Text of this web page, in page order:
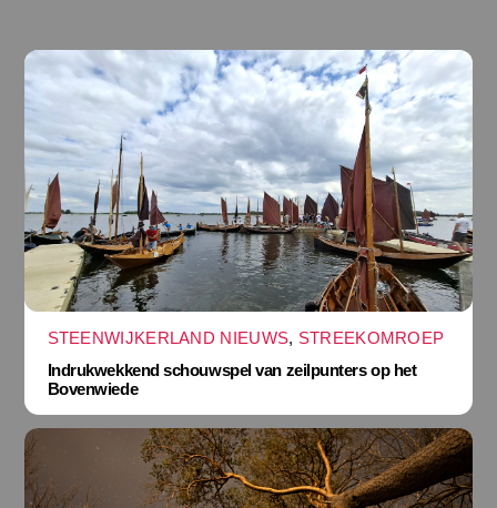
STEENWIJKERLAND NIEUWS, STREEKOMROEP
Indrukwekkend schouwspel van zeilpunters op het
Bovenwiede